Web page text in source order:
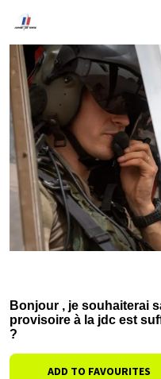
Bonjour , je souhaiterai
provisoire à la jdc est
?
ADD TO FAVOURITES